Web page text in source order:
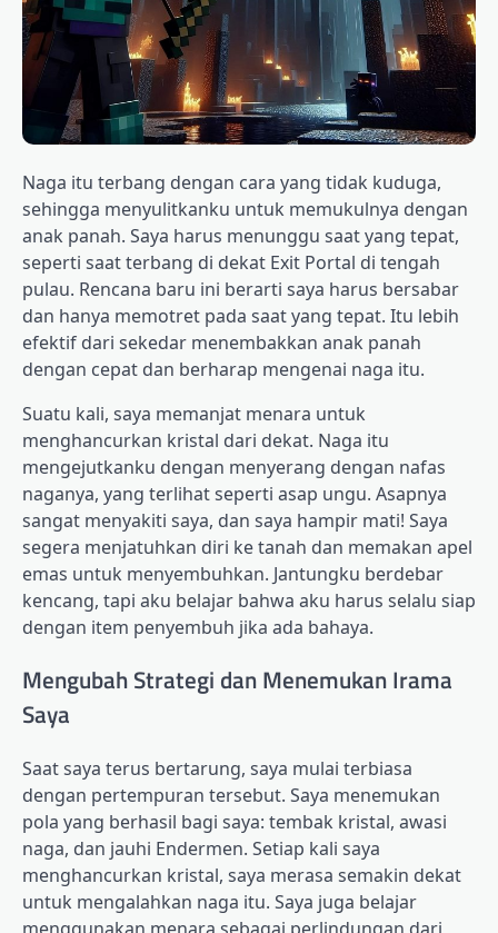
Naga itu terbang dengan cara yang tidak kuduga,
sehingga menyulitkanku untuk memukulnya dengan
anak panah. Saya harus menunggu saat yang tepat,
seperti saat terbang di dekat Exit Portal di tengah
pulau. Rencana baru ini berarti saya harus bersabar
dan hanya memotret pada saat yang tepat. Itu lebih
efektif dari sekedar menembakkan anak panah
dengan cepat dan berharap mengenai naga itu.
Suatu kali, saya memanjat menara untuk
menghancurkan kristal dari dekat. Naga itu
mengejutkanku dengan menyerang dengan nafas
naganya, yang terlihat seperti asap ungu. Asapnya
sangat menyakiti saya, dan saya hampir mati! Saya
segera menjatuhkan diri ke tanah dan memakan apel
emas untuk menyembuhkan. Jantungku berdebar
kencang, tapi aku belajar bahwa aku harus selalu siap
dengan item penyembuh jika ada bahaya.
Mengubah Strategi dan Menemukan Irama
Saya
Saat saya terus bertarung, saya mulai terbiasa
dengan pertempuran tersebut. Saya menemukan
pola yang berhasil bagi saya: tembak kristal, awasi
naga, dan jauhi Endermen. Setiap kali saya
menghancurkan kristal, saya merasa semakin dekat
untuk mengalahkan naga itu. Saya juga belajar